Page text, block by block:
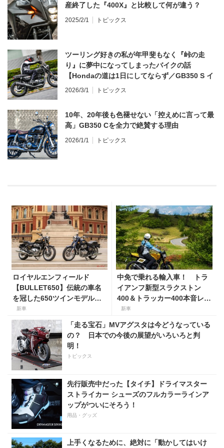
産終了した『400X』と比較して何が違う？
2025/2/1 トピックス
ツーリング好きの私が年甲斐もなく『峠の走
り』に夢中になってしまったバイクの話
【Hondaの道は1日にしてならず／GB350 S イ
ンプレ・レビュー 前編】
2026/3/1 トピックス
10年、20年後も色褪せない「控えめに言って最
高」GB350 Cを全力で絶賛する理由
2026/1/1 トピックス
ロイヤルエンフィールド
【BULLET650】伝統の車名
を冠した650ツインモデルが
登場。価格98万100円〜で、8
月27日発売！
新車
中免で乗れる輸入車！ トラ
イアンフ新型スラクストン
400＆トラッカー400本音レビ
ュー【身長154cmの足着き
は？】
新車
「走る宝石」MVアグスタは今どうなっている
の？ 日本での今後の展望がいろいろと判
明！
トピックス
先行販売中だった【タイチ】ドライマスター
ストライカー シューズのフルカラーラインア
ップがついにそろう！
用品・グッズ
上手くなるために、絶対に「動かしてはいけ